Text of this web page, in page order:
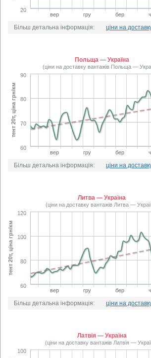
вер гру бер
20
Більш детальна інформація: ціни на
Польща — Україна
(ціни на доставку вантажів Польща —
вер гру бер
60
70
80
90
тент 20т, ціна грн/км
Більш детальна інформація: ціни на
Литва — Україна
(ціни на доставку вантажів Литва —
вер гру бер
60
80
100
120
тент 20т, ціна грн/км
Більш детальна інформація: ціни на
Латвія — Україна
(ціни на доставку вантажів Латвія —
100